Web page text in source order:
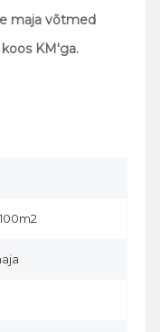
maja võtmed
KM'ga.